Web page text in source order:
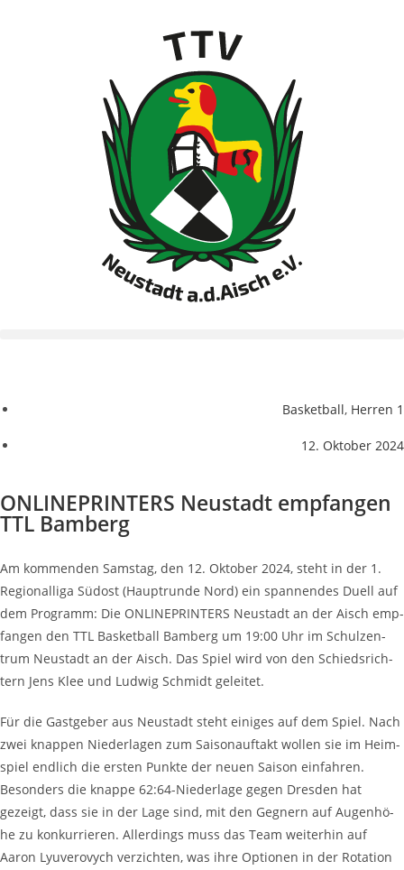
Basketball, Herren 1
12. Oktober 2024
ONLINE­PRIN­TERS Neu­stadt emp­fan­gen
TTL Bamberg
Am kom­men­den Sams­tag, den 12. Okto­ber 2024, steht in der 1.
Regio­nal­li­ga Süd­ost (Haupt­run­de Nord) ein span­nen­des Duell auf
dem Pro­gramm: Die ONLINE­PRIN­TERS Neu­stadt an der Aisch emp­
fan­gen den TTL Bas­ket­ball Bam­berg um 19:00 Uhr im Schul­zen­
trum Neu­stadt an der Aisch. Das Spiel wird von den Schieds­rich­
tern Jens Klee und Lud­wig Schmidt geleitet.
Für die Gast­ge­ber aus Neu­stadt steht eini­ges auf dem Spiel. Nach
zwei knap­pen Nie­der­la­gen zum Sai­son­auf­takt wol­len sie im Heim­
spiel end­lich die ers­ten Punk­te der neu­en Sai­son ein­fah­ren.
Beson­ders die knap­pe 62:64-Niederlage gegen Dres­den hat
gezeigt, dass sie in der Lage sind, mit den Geg­nern auf Augen­hö­
he zu kon­kur­rie­ren. Aller­dings muss das Team wei­ter­hin auf
Aaron Lyu­ver­o­vych ver­zich­ten, was ihre Optio­nen in der Rota­ti­on